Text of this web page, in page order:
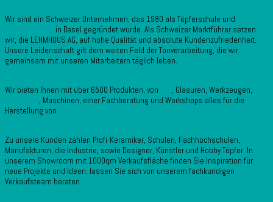
Wir sind ein Schweizer Unternehmen, das 1980 als Töpferschule und
in Basel gegründet wurde. Als Schweizer Marktführer setzen
wir, die LEHMHUUS AG, auf hohe Qualität und absolute Kundenzufriedenheit.
Unsere Leidenschaft gilt dem weiten Feld der Tonverarbeitung, die wir
gemeinsam mit unseren Mitarbeitern täglich leben.
Wir bieten Ihnen mit über 6500 Produkten, von
, Glasuren, Werkzeugen,
, Maschinen, einer Fachberatung und Workshops alles für die
Herstellung von
.
Zu unsere Kunden zählen Profi-Keramiker, Schulen, Fachhochschulen,
Manufakturen, die Industrie, sowie Designer, Künstler und Hobby Töpfer. In
unserem Showroom mit 1000qm Verkaufsfläche finden Sie Inspiration für
neue Projekte und Ideen, lassen Sie sich von unserem fachkundigen
Verkaufsteam beraten.